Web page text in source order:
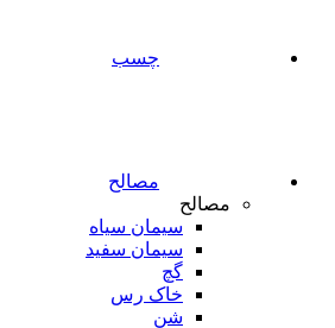
چسب
مصالح
مصالح
سیمان سیاه
سیمان سفید
گچ
خاک رس
شن